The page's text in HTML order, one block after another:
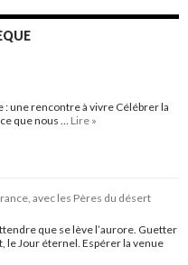
: une rencontre à vivre Célébrer la
que nous … Lire »
avec les Pères du désert
que se lève l’aurore. Guetter
le Jour éternel. Espérer la venue